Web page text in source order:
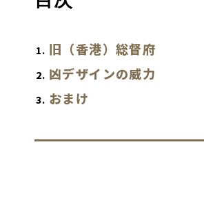
旧（香港）総督府
凶デザインの威力
おまけ